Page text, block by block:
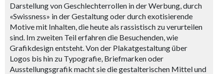
Darstellung von Geschlechterrollen in der Werbung, durch
«Swissness» in der Gestaltung oder durch exotisierende
Motive mit Inhalten, die heute als rassistisch zu verurteilen
sind. Im zweiten Teil erfahren die Besuchenden, wie
Grafikdesign entsteht. Von der Plakatgestaltung über
Logos bis hin zu Typografie, Briefmarken oder
Ausstellungsgrafik macht sie die gestalterischen Mittel und